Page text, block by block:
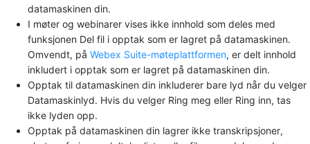
datamaskinen din.
I møter og webinarer vises ikke innhold som deles med
funksjonen Del fil i opptak som er lagret på datamaskinen.
Omvendt, på Webex Suite-møteplattformen, er delt innhold
inkludert i opptak som er lagret på datamaskinen din.
Opptak til datamaskinen din inkluderer bare lyd når du velger
Datamaskinlyd. Hvis du velger Ring meg eller Ring inn, tas
ikke lyden opp.
Opptak på datamaskinen din lagrer ikke transkripsjoner,